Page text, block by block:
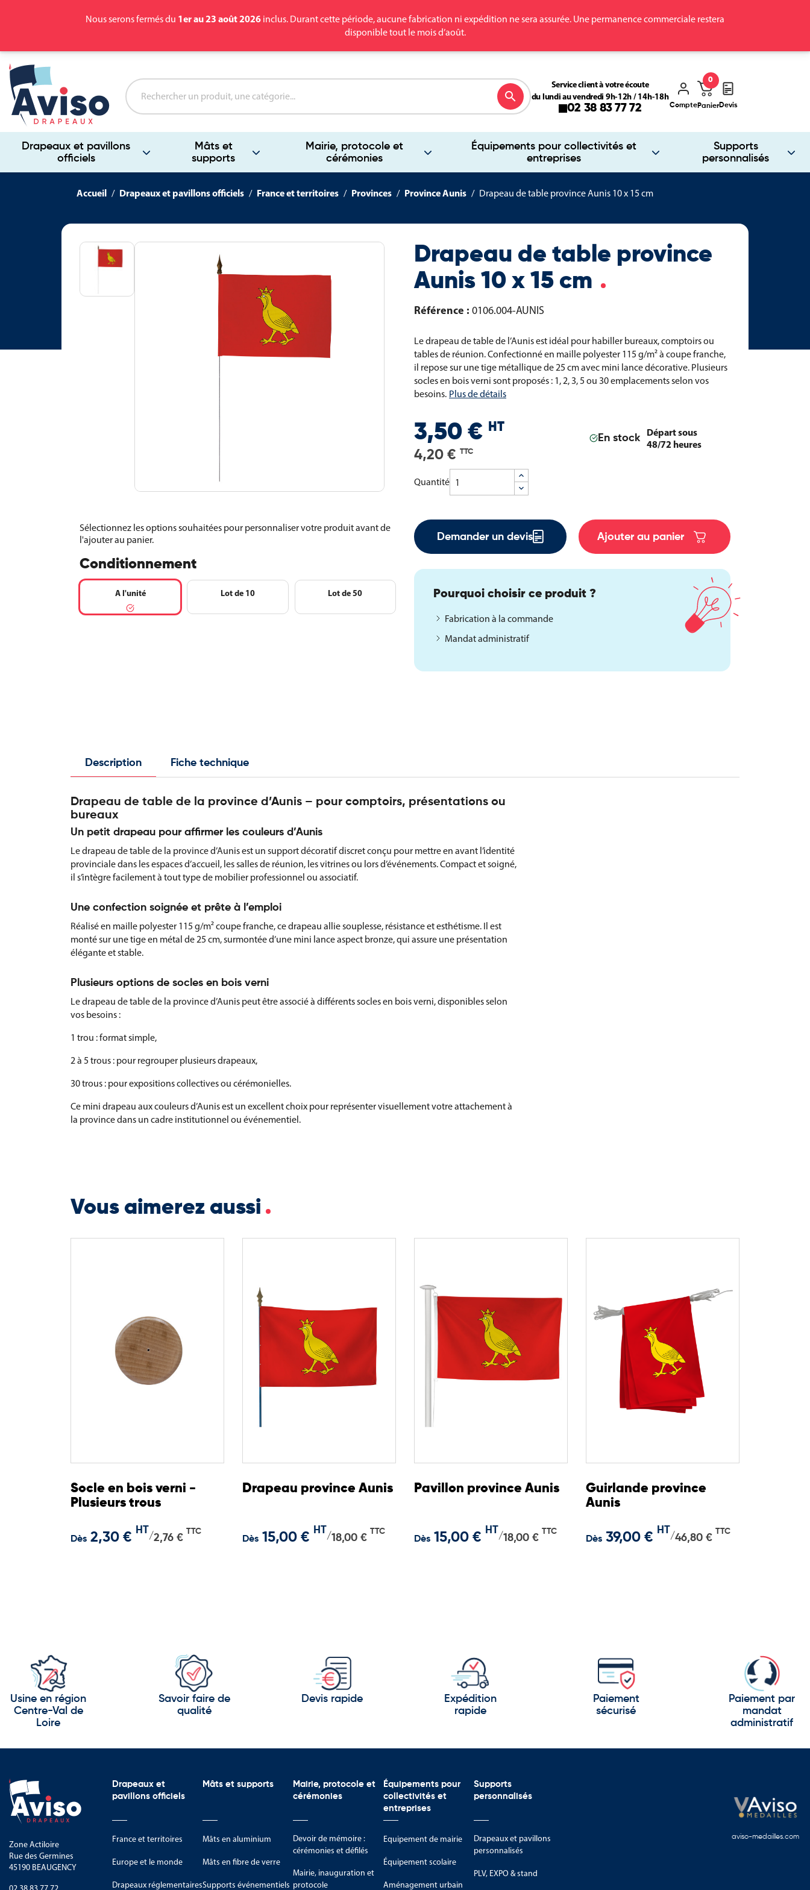
Nous serons fermés du 1er au 23 août 2026 inclus. Durant cette période, aucune fabrication ni expédition ne sera assurée. Une permanence commerciale restera
disponible tout le mois d’août.
Drapeaux et pavillons
officiels
Mâts et
supports
Mairie, protocole et
cérémonies
Équipements pour collectivités et
entreprises
Supports
personnalisés
search
Service client à votre écoute
du lundi au vendredi 9h-12h / 14h-18h
02 38 83 77 72 ComptePanier
0
Devis
Accueil Drapeaux et pavillons officiels France et territoires Provinces Province Aunis Drapeau de table province Aunis 10 x 15 cm
Sélectionnez les options souhaitées pour personnaliser votre produit avant de
l'ajouter au panier.
Conditionnement
A l'unité Lot de 10 Lot de 50
Drapeau de table province
Aunis 10 x 15 cm
Référence : 0106.004-AUNIS
Le drapeau de table de l’Aunis est idéal pour habiller bureaux, comptoirs ou
tables de réunion. Confectionné en maille polyester 115 g/m² à coupe franche,
il repose sur une tige métallique de 25 cm avec mini lance décorative. Plusieurs
socles en bois verni sont proposés : 1, 2, 3, 5 ou 30 emplacements selon vos
besoins. Plus de détails
3,50 € HT
4,20 € TTC
En stock
Départ sous
48/72 heures
Quantité
Demander un devis Ajouter au panier
Pourquoi choisir ce produit ?
Fabrication à la commande
Mandat administratif
Description Fiche technique
Drapeau de table de la province d’Aunis – pour comptoirs, présentations ou
bureaux
Un petit drapeau pour affirmer les couleurs d’Aunis
Le drapeau de table de la province d’Aunis est un support décoratif discret conçu pour mettre en avant l’identité
provinciale dans les espaces d’accueil, les salles de réunion, les vitrines ou lors d’événements. Compact et soigné,
il s’intègre facilement à tout type de mobilier professionnel ou associatif.
Une confection soignée et prête à l’emploi
Réalisé en maille polyester 115 g/m² coupe franche, ce drapeau allie souplesse, résistance et esthétisme. Il est
monté sur une tige en métal de 25 cm, surmontée d’une mini lance aspect bronze, qui assure une présentation
élégante et stable.
Plusieurs options de socles en bois verni
Le drapeau de table de la province d’Aunis peut être associé à différents socles en bois verni, disponibles selon
vos besoins :
1 trou : format simple,
2 à 5 trous : pour regrouper plusieurs drapeaux,
30 trous : pour expositions collectives ou cérémonielles.
Ce mini drapeau aux couleurs d’Aunis est un excellent choix pour représenter visuellement votre attachement à
la province dans un cadre institutionnel ou événementiel.
Vous aimerez aussi
Socle en bois verni -
Plusieurs trous
Dès 2,30 € HT
/2,76 €
TTC
Drapeau province Aunis
Dès 15,00 € HT
/18,00 €
TTC
Pavillon province Aunis
Dès 15,00 € HT
/18,00 €
TTC
Guirlande province
Aunis
Dès 39,00 € HT
/46,80 €
TTC
Usine en région
Centre-Val de
Loire
Savoir faire de
qualité
Devis rapide
Expédition
rapide
Paiement
sécurisé
Paiement par
mandat
administratif
Zone Actiloire
Rue des Germines
45190 BEAUGENCY
Drapeaux et
pavillons officiels
France et territoires
Europe et le monde
Drapeaux réglementaires
Mâts et supports
Mâts en aluminium
Mâts en fibre de verre
Supports événementiels
Mairie, protocole et
cérémonies
Devoir de mémoire :
cérémonies et défilés
Mairie, inauguration et
protocole
Équipements pour
collectivités et
entreprises
Equipement de mairie
Équipement scolaire
Aménagement urbain
Supports
personnalisés
Drapeaux et pavillons
personnalisés
PLV, EXPO & stand
aviso-medailles.com